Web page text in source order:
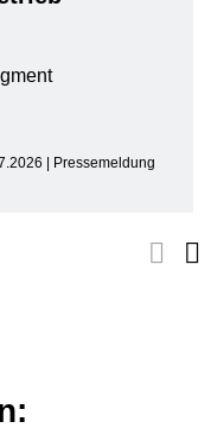
| Pressemeldung